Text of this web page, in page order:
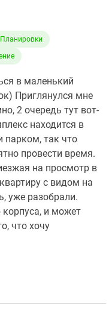
Планировки
в маленький
Приглянулся мне
2 очередь тут вот-
находится в
парком, так что
провести время.
на просмотр в
с видом на
уже разобрали.
и может
что хочу